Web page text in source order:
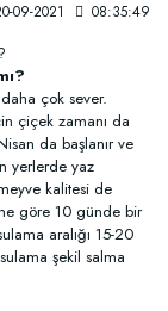
09-2021 08:35:49
çok sever.
çiçek zamanı da
da başlanır ve
yerlerde yaz
kalitesi de
göre 10 günde bir
aralığı 15-20
şekil salma